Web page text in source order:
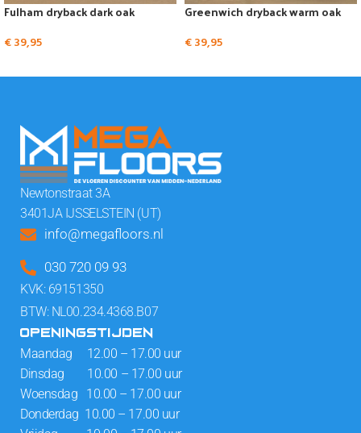
Fulham dryback dark oak
€39,95
Greenwich dryback warm oak
€39,95
Newtonstraat 3A
3401JA IJSSELSTEIN (UT)
info@megafloors.nl
030 720 09 93
KVK: 69151350
BTW: NL00.234.4368.B07
OPENINGSTIJDEN
Maandag 12.00 – 17.00 uur
Dinsdag 10.00 – 17.00 uur
Woensdag 10.00 – 17.00 uur
Donderdag 10.00 – 17.00 uur